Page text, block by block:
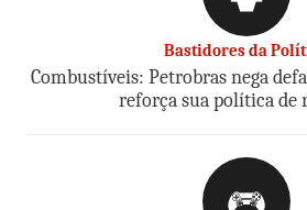
Bastidores da
Combustíveis: Petrobras nega
reforça sua política de